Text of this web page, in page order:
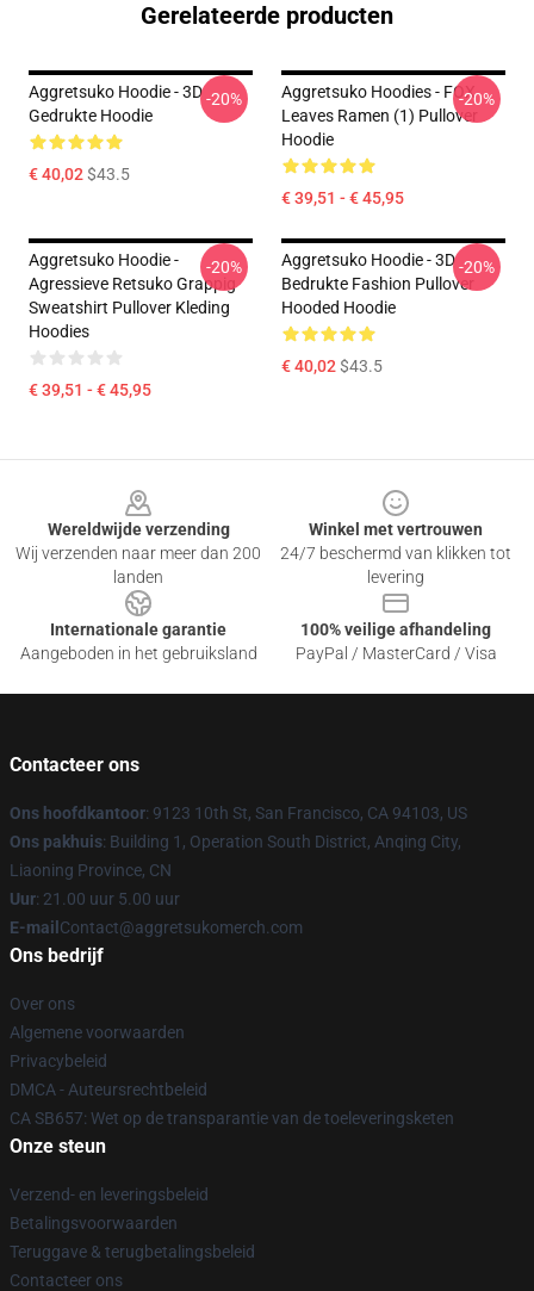
Gerelateerde producten
Aggretsuko Hoodie - 3D
Gedrukte Hoodie
€ 40,02$43.5
-20%
Aggretsuko Hoodies - FOX
Leaves Ramen (1) Pullover
Hoodie
€ 39,51 - € 45,95
-20%
Aggretsuko Hoodie -
Agressieve Retsuko Grappig
Sweatshirt Pullover Kleding
Hoodies
€ 39,51 - € 45,95
-20%
Aggretsuko Hoodie - 3D
Bedrukte Fashion Pullover
Hooded Hoodie
€ 40,02$43.5
-20%
Wereldwijde verzending
Wij verzenden naar meer dan 200
landen
Winkel met vertrouwen
24/7 beschermd van klikken tot
levering
Internationale garantie
Aangeboden in het gebruiksland
100% veilige afhandeling
PayPal / MasterCard / Visa
Contacteer ons
Ons hoofdkantoor: 9123 10th St, San Francisco, CA 94103, US
Ons pakhuis: Building 1, Operation South District, Anqing City,
Liaoning Province, CN
Uur: 21.00 uur 5.00 uur
E-mail Contact@aggretsukomerch.com
Ons bedrijf
Over ons
Algemene voorwaarden
Privacybeleid
DMCA - Auteursrechtbeleid
CA SB657: Wet op de transparantie van de toeleveringsketen
Onze steun
Verzend- en leveringsbeleid
Betalingsvoorwaarden
Teruggave & terugbetalingsbeleid
Contacteer ons